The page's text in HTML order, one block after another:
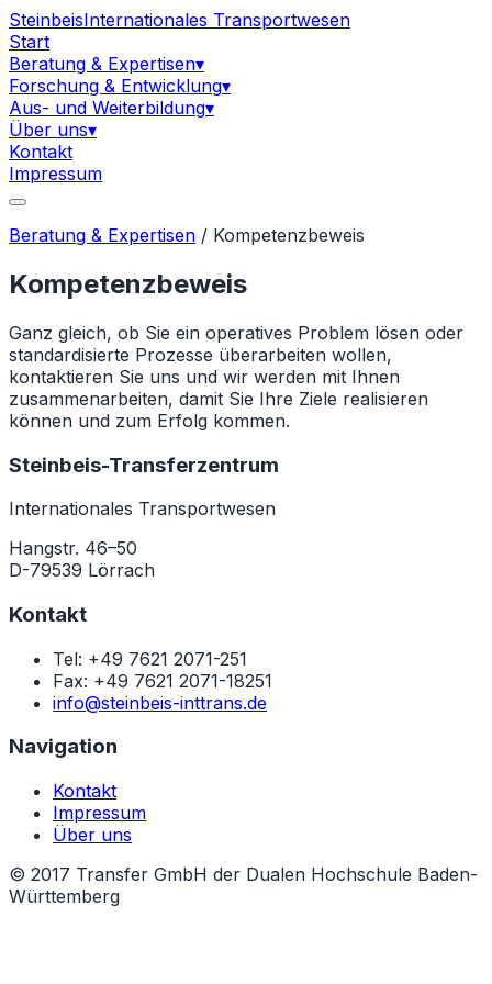
SteinbeisInternationales Transportwesen
Start
Beratung & Expertisen▾
Forschung & Entwicklung▾
Aus- und Weiterbildung▾
Über uns▾
Kontakt
Impressum
Beratung & Expertisen / Kompetenzbeweis
Kompetenzbeweis
Ganz gleich, ob Sie ein operatives Problem lösen oder
standardisierte Prozesse überarbeiten wollen,
kontaktieren Sie uns und wir werden mit Ihnen
zusammenarbeiten, damit Sie Ihre Ziele realisieren
können und zum Erfolg kommen.
Steinbeis-Transferzentrum
Internationales Transportwesen
Hangstr. 46–50
D-79539 Lörrach
Kontakt
Tel: +49 7621 2071-251
Fax: +49 7621 2071-18251
info@steinbeis-inttrans.de
Navigation
Kontakt
Impressum
Über uns
© 2017 Transfer GmbH der Dualen Hochschule Baden-
Württemberg